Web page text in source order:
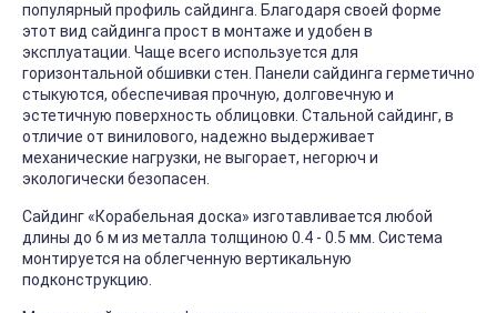
популярный профиль сайдинга. Благодаря своей форме
этот вид сайдинга прост в монтаже и удобен в
эксплуатации. Чаще всего используется для
горизонтальной обшивки стен. Панели сайдинга герметично
стыкуются, обеспечивая прочную, долговечную и
эстетичную поверхность облицовки. Стальной сайдинг, в
отличие от винилового, надежно выдерживает
механические нагрузки, не выгорает, негорюч и
экологически безопасен.
Сайдинг «Корабельная доска» изготавливается любой
длины до 6 м из металла толщиною 0.4 - 0.5 мм. Система
монтируется на облегченную вертикальную
подконструкцию.